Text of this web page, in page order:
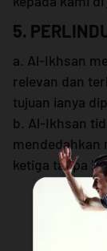
5.
a. Al-Ikhsan
relevan dan
tujuan ianya
b. Al-Ikhsan
mendedahkan
ketiga tanpa
i. Waris
ii. Mana-
dibawah